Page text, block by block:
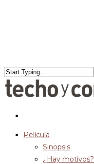
Película
Sinopsis
¿Hay motivos?